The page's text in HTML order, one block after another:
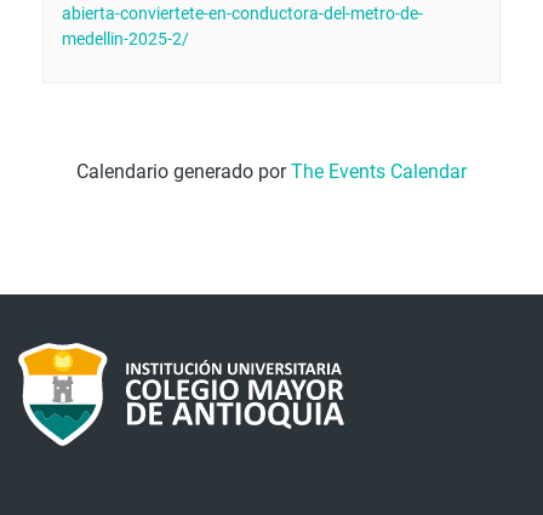
abierta-conviertete-en-conductora-del-metro-de-
medellin-2025-2/
Calendario generado porThe Events Calendar